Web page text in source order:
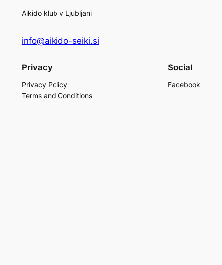
Aikido klub v Ljubljani
info@aikido-seiki.si
Privacy
Privacy Policy
Terms and Conditions
Social
Facebook